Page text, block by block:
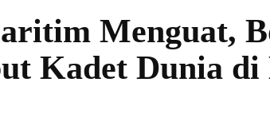
Menguat,
Kadet Dunia di